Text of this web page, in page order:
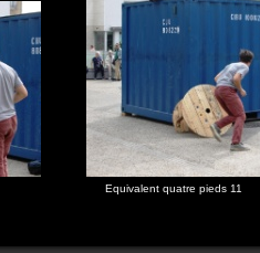
Equivalent quatre pieds 11